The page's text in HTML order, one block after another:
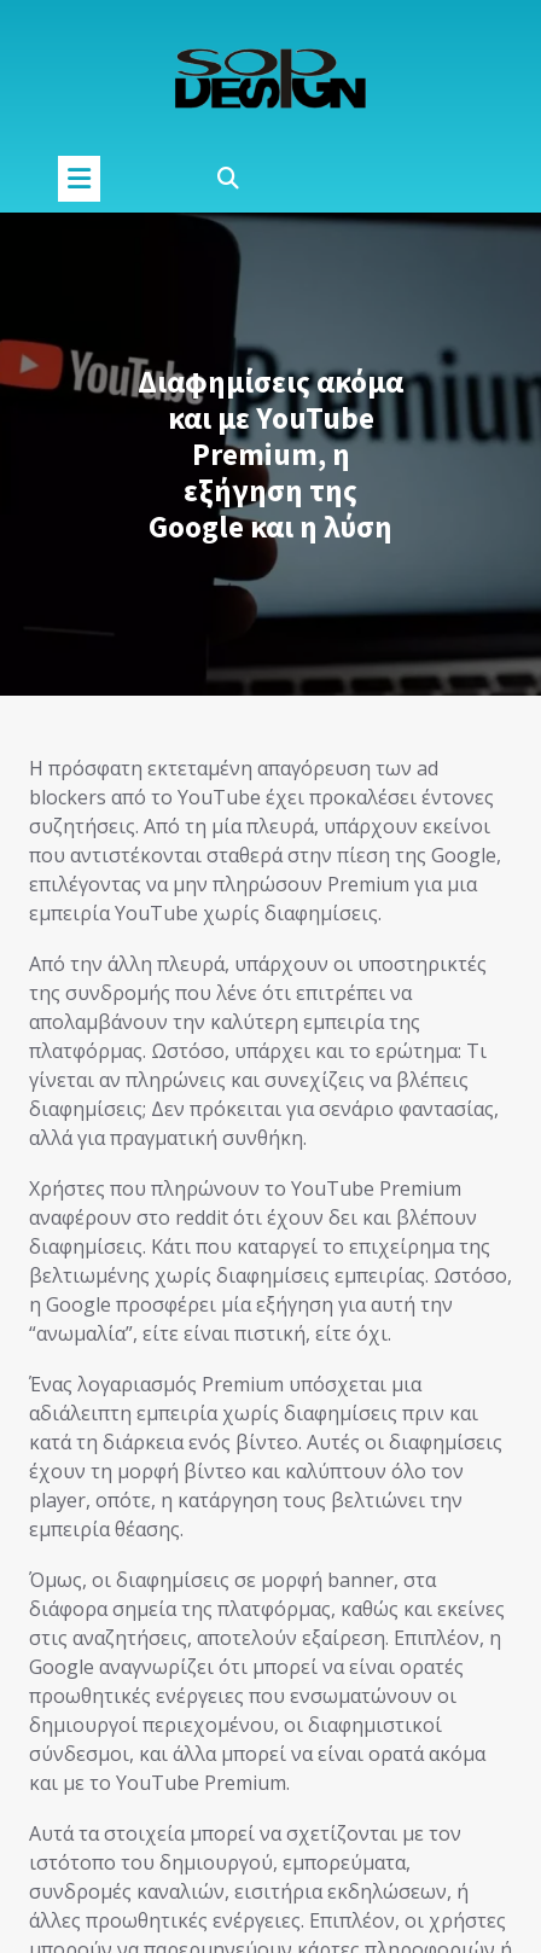
Διαφημίσεις ακόμα
και με YouTube
Premium, η
εξήγηση της
Google και η λύση
Η πρόσφατη εκτεταμένη απαγόρευση των ad
blockers από το YouTube έχει προκαλέσει έντονες
συζητήσεις. Από τη μία πλευρά, υπάρχουν εκείνοι
που αντιστέκονται σταθερά στην πίεση της Google,
επιλέγοντας να μην πληρώσουν Premium για μια
εμπειρία YouTube χωρίς διαφημίσεις.
Από την άλλη πλευρά, υπάρχουν οι υποστηρικτές
της συνδρομής που λένε ότι επιτρέπει να
απολαμβάνουν την καλύτερη εμπειρία της
πλατφόρμας. Ωστόσο, υπάρχει και το ερώτημα: Τι
γίνεται αν πληρώνεις και συνεχίζεις να βλέπεις
διαφημίσεις; Δεν πρόκειται για σενάριο φαντασίας,
αλλά για πραγματική συνθήκη.
Χρήστες που πληρώνουν το YouTube Premium
αναφέρουν στο reddit ότι έχουν δει και βλέπουν
διαφημίσεις. Κάτι που καταργεί το επιχείρημα της
βελτιωμένης χωρίς διαφημίσεις εμπειρίας. Ωστόσο,
η Google προσφέρει μία εξήγηση για αυτή την
“ανωμαλία”, είτε είναι πιστική, είτε όχι.
Ένας λογαριασμός Premium υπόσχεται μια
αδιάλειπτη εμπειρία χωρίς διαφημίσεις πριν και
κατά τη διάρκεια ενός βίντεο. Αυτές οι διαφημίσεις
έχουν τη μορφή βίντεο και καλύπτουν όλο τον
player, οπότε, η κατάργηση τους βελτιώνει την
εμπειρία θέασης.
Όμως, οι διαφημίσεις σε μορφή banner, στα
διάφορα σημεία της πλατφόρμας, καθώς και εκείνες
στις αναζητήσεις, αποτελούν εξαίρεση. Επιπλέον, η
Google αναγνωρίζει ότι μπορεί να είναι ορατές
προωθητικές ενέργειες που ενσωματώνουν οι
δημιουργοί περιεχομένου, οι διαφημιστικοί
σύνδεσμοι, και άλλα μπορεί να είναι ορατά ακόμα
και με το YouTube Premium.
Αυτά τα στοιχεία μπορεί να σχετίζονται με τον
ιστότοπο του δημιουργού, εμπορεύματα,
συνδρομές καναλιών, εισιτήρια εκδηλώσεων, ή
άλλες προωθητικές ενέργειες. Επιπλέον, οι χρήστες